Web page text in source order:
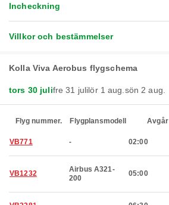
Incheckning
Villkor och bestämmelser
Kolla Viva Aerobus flygschema
tors 30 julifre 31 julilör 1 aug. sön 2 aug.
Flyg nummer. Flygplansmodell Avgår
VB771 - 02:00
VB1232
Airbus A321-
200
05:00